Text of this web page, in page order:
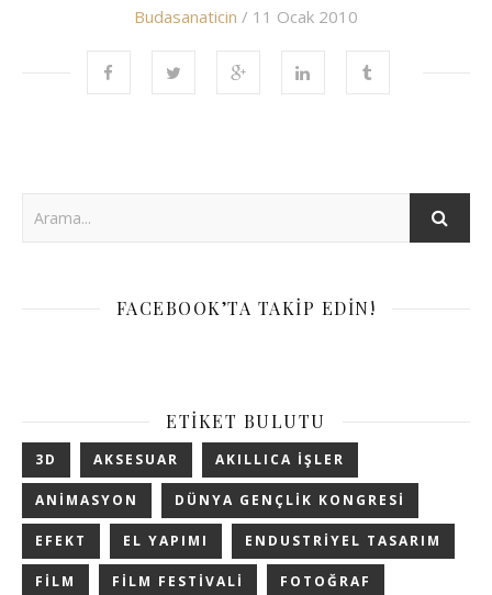
Budasanaticin / 11 Ocak 2010
FACEBOOK’TA TAKIP EDIN!
ETIKET BULUTU
3D AKSESUAR AKILLICA IŞLER
ANIMASYON DÜNYA GENÇLIK KONGRESI
EFEKT EL YAPIMI ENDUSTRIYEL TASARIM
FILM FILM FESTIVALI FOTOĞRAF